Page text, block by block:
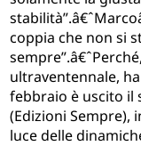
coppia che non si
ultraventennale,
febbraio è uscito il
(Edizioni Sempre),
luce delle